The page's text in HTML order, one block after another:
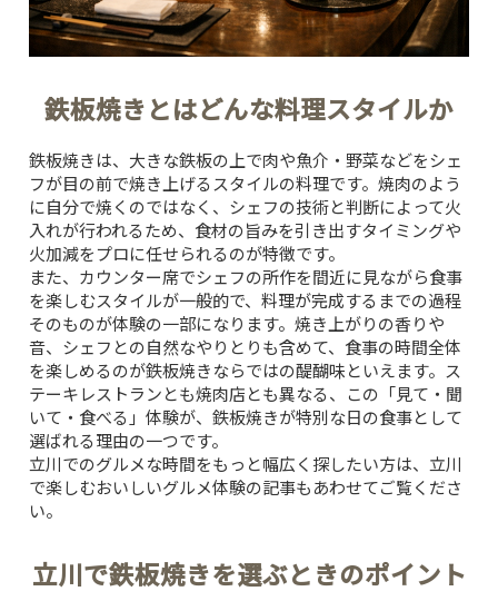
鉄板焼きとはどんな料理スタイルか
鉄板焼きは、大きな鉄板の上で肉や魚介・野菜などをシェ
フが目の前で焼き上げるスタイルの料理です。焼肉のよう
に自分で焼くのではなく、シェフの技術と判断によって火
入れが行われるため、食材の旨みを引き出すタイミングや
火加減をプロに任せられるのが特徴です。
また、カウンター席でシェフの所作を間近に見ながら食事
を楽しむスタイルが一般的で、料理が完成するまでの過程
そのものが体験の一部になります。焼き上がりの香りや
音、シェフとの自然なやりとりも含めて、食事の時間全体
を楽しめるのが鉄板焼きならではの醍醐味といえます。ス
テーキレストランとも焼肉店とも異なる、この「見て・聞
いて・食べる」体験が、鉄板焼きが特別な日の食事として
選ばれる理由の一つです。
立川でのグルメな時間をもっと幅広く探したい方は、 立川
で楽しむおいしいグルメ体験の記事もあわせてご覧くださ
い。
立川で鉄板焼きを選ぶときのポイント